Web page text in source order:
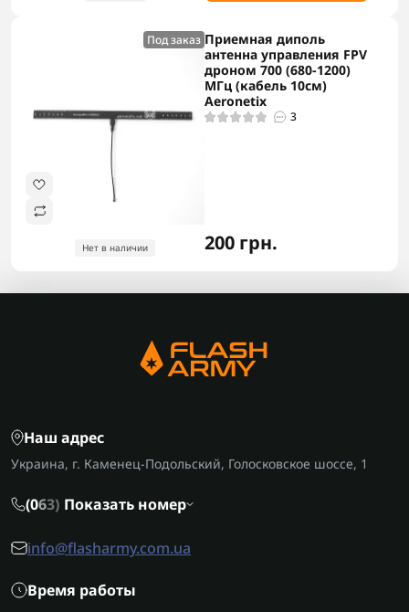
Под заказ
Нет в наличии
Приемная диполь
антенна управления FPV
дроном 700 (680-1200)
МГц (кабель 10см)
Aeronetix
3
200 грн.
Наш адрес
Украина, г. Каменец-Подольский, Голосковское шоссе, 1
(063) Показать номер
info@flasharmy.com.ua
Время работы